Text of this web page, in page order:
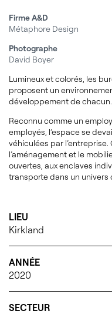
Firme A&D
Métaphore Design
Photographe
David Boyer
Lumineux et colorés, les
proposent un
développement de chacun.
Reconnu comme un
employés, l’espace se
véhiculées par
l’aménagement et le
ouvertes, aux enclaves
transporte dans un univers
LIEU
Kirkland
ANNÉE
2020
SECTEUR